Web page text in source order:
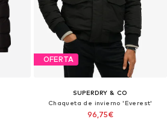
OFERTA
SUPERDRY & CO
Chaqueta de invierno 'Everest'
96,75€